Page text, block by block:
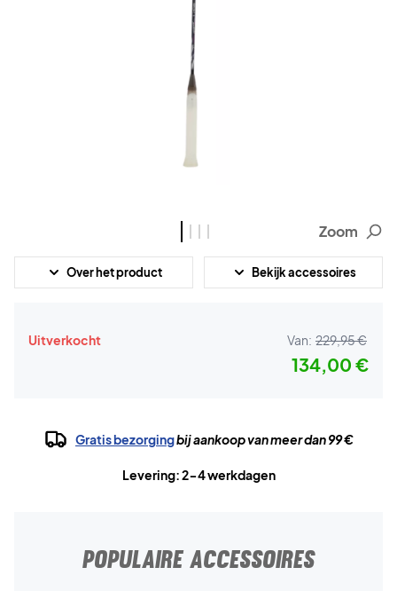
Zoom
Over het product Bekijk accessoires
Uitverkocht Van: 229,95 €
134,00 €
Gratis bezorgingbij aankoop van meer dan 99 €
Levering: 2-4 werkdagen
POPULAIRE ACCESSOIRES